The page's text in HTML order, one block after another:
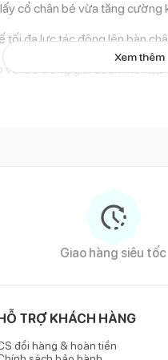
cổ chân bé vừa tăng
đa lực tác động lên bàn
bé trong giai đoạn mới
Xem thêm
Giao hàng siêu tốc
TRỢ KHÁCH HÀNG
đổi hàng & hoàn tiền